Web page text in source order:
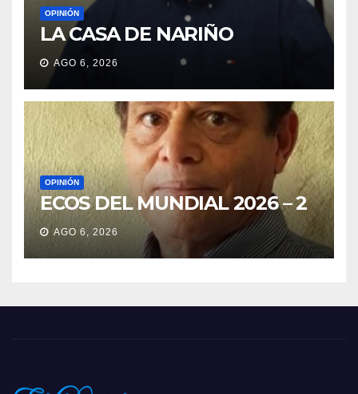
OPINIÓN
LA CASA DE NARIÑO
AGO 6, 2026
OPINIÓN
ECOS DEL MUNDIAL 2026 – 2
AGO 6, 2026